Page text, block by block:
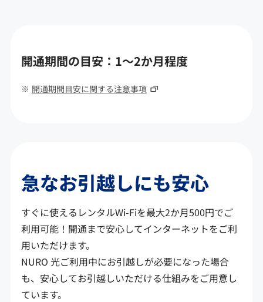
開通期間の目安：1～2か月程度
開通期間目安に関する注意事項
急なお引越しにも安心
すぐに使えるレンタルWi-Fiを最大2か月500円でご
利用可能！開通まで安心してインターネットをご利
用いただけます。
NURO 光ご利用中にお引越しが必要になった場合
も、安心してお引越しいただける仕組みをご用意し
ています。